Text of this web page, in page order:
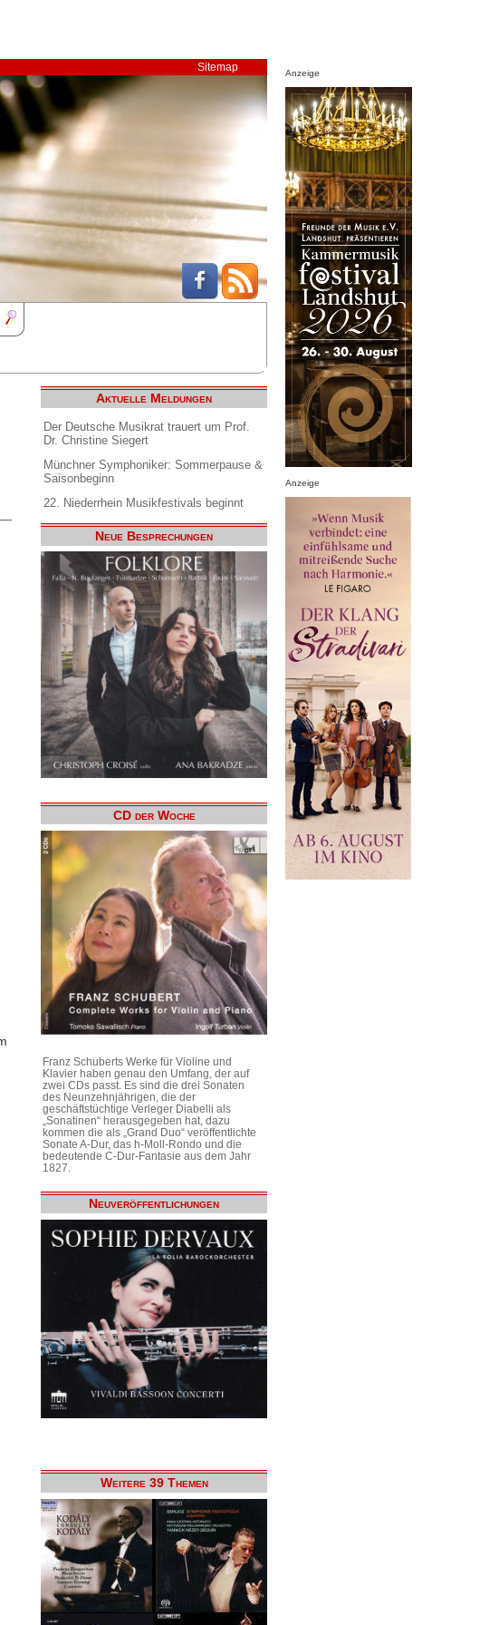
Sitemap
Aktuelle Meldungen
Der Deutsche Musikrat trauert um Prof.
Dr. Christine Siegert
Münchner Symphoniker: Sommerpause &
Saisonbeginn
22. Niederrhein Musikfestivals beginnt
Neue Besprechungen
CD der Woche
Franz Schuberts Werke für Violine und
Klavier haben genau den Umfang, der auf
zwei CDs passt. Es sind die drei Sonaten
des Neunzehnjährigen, die der
geschäftstüchtige Verleger Diabelli als
„Sonatinen“ herausgegeben hat, dazu
kommen die als „Grand Duo“ veröffentlichte
Sonate A-Dur, das h-Moll-Rondo und die
bedeutende C-Dur-Fantasie aus dem Jahr
1827.
Neuveröffentlichungen
Weitere 39 Themen
Anzeige
Anzeige